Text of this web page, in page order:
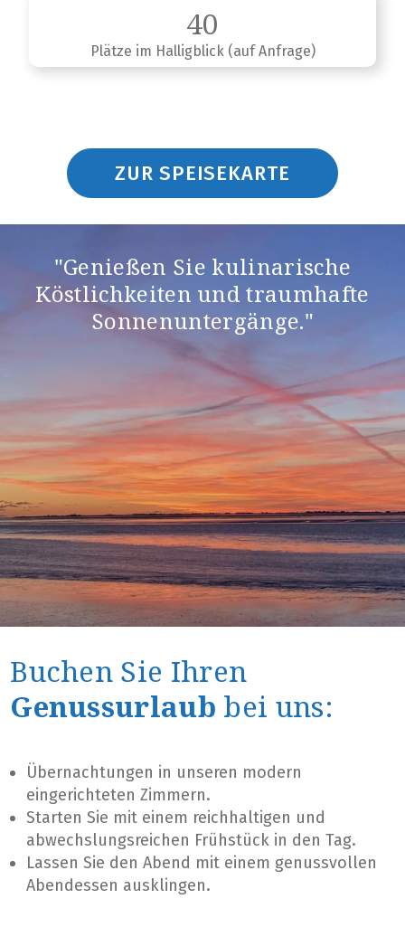
40
Plätze im Halligblick (auf Anfrage)
ZUR SPEISEKARTE
"Genießen Sie kulinarische
Köstlichkeiten und traumhafte
Sonnenuntergänge."
Buchen Sie Ihren
Genussurlaub bei uns:
Übernachtungen in unseren modern
eingerichteten Zimmern.
Starten Sie mit einem reichhaltigen und
abwechslungsreichen Frühstück in den Tag.
Lassen Sie den Abend mit einem genussvollen
Abendessen ausklingen.